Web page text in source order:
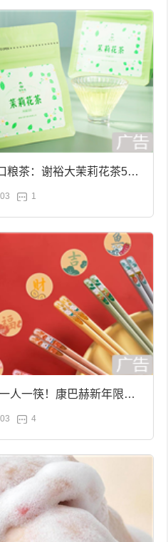
粮茶：谢裕大茉莉花茶50g
手 1
人一筷！康巴赫新年限定
促：19.9元
4